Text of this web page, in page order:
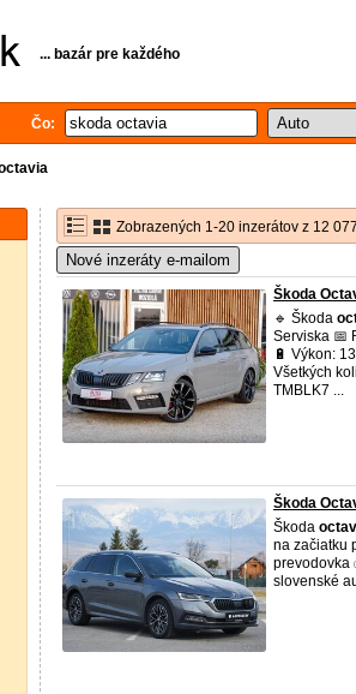
... bazár pre každého
Čo:
Zobrazených 1-20 inzerátov z 12 077
Nové inzeráty e-mailom
Škoda
🔹 Škoda
Serviska 📅
🔋 Výkon:
Všetkých
TMBLK7 ...
Škoda
Škoda
na začiatku
prevodovka
slovenské